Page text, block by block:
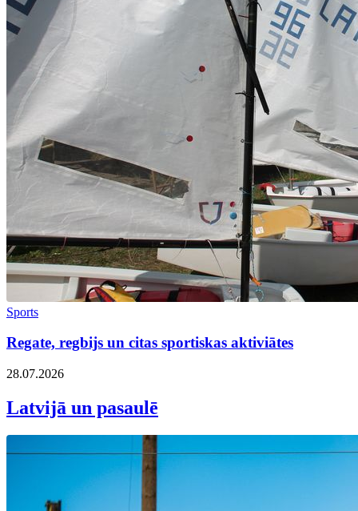
Sports
Regate, regbijs un citas sportiskas aktiviātes
28.07.2026
Latvijā un pasaulē